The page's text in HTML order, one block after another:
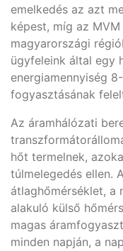
emelkedés az azt
képest, míg az
magyarországi
ügyfeleink által egy
energiamennyiség
fogyasztásának
Az áramhálózati
hőt termelnek,
túlmelegedés ellen.
átlaghőmérséklet,
alakuló külső
magas
minden napján, a